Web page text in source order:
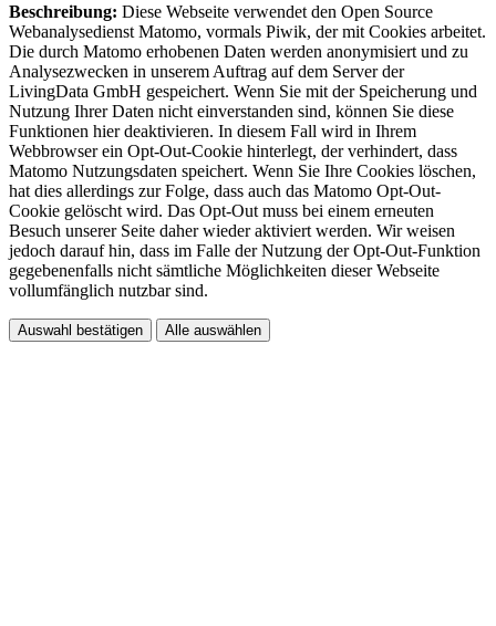
Beschreibung: Diese Webseite verwendet den Open Source
Webanalysedienst Matomo, vormals Piwik, der mit Cookies arbeitet.
Die durch Matomo erhobenen Daten werden anonymisiert und zu
Analysezwecken in unserem Auftrag auf dem Server der
LivingData GmbH gespeichert. Wenn Sie mit der Speicherung und
Nutzung Ihrer Daten nicht einverstanden sind, können Sie diese
Funktionen hier deaktivieren. In diesem Fall wird in Ihrem
Webbrowser ein Opt-Out-Cookie hinterlegt, der verhindert, dass
Matomo Nutzungsdaten speichert. Wenn Sie Ihre Cookies löschen,
hat dies allerdings zur Folge, dass auch das Matomo Opt-Out-
Cookie gelöscht wird. Das Opt-Out muss bei einem erneuten
Besuch unserer Seite daher wieder aktiviert werden. Wir weisen
jedoch darauf hin, dass im Falle der Nutzung der Opt-Out-Funktion
gegebenenfalls nicht sämtliche Möglichkeiten dieser Webseite
vollumfänglich nutzbar sind.
Auswahl bestätigen Alle auswählen